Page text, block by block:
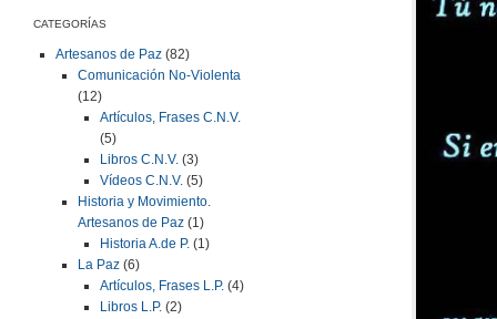
CATEGORÍAS
Artesanos de Paz (82)
Comunicación No-Violenta
(12)
Artículos, Frases C.N.V.
(5)
Libros C.N.V. (3)
Vídeos C.N.V. (5)
Historia y Movimiento.
Artesanos de Paz (1)
Historia A.de P. (1)
La Paz (6)
Artículos, Frases L.P. (4)
Libros L.P. (2)